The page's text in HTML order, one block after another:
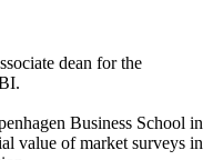
dean for the
Business School in
value of market surveys in